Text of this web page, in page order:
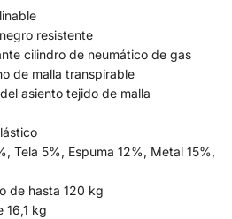
resistente
cilindro de neumático de gas
de malla transpirable
asiento tejido de malla
Tela 5%, Espuma 12%, Metal 15%,
de hasta 120 kg
16,1 kg